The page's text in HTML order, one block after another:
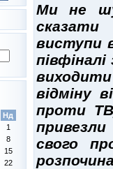
Нд
1
8
15
22
Ми не
сказати
виступи
відміну
проти
свого